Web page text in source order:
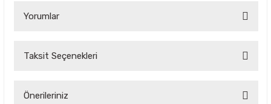
Yorumlar
Taksit Seçenekleri
Önerileriniz